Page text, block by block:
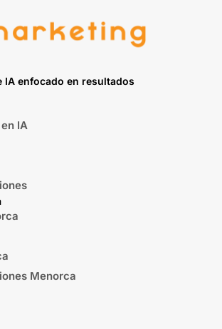
IA enfocado en resultados
IA
Menorca